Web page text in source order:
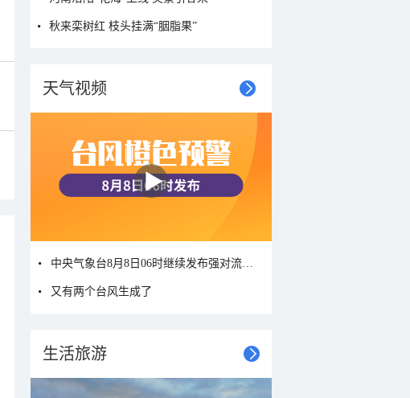
秋来栾树红 枝头挂满“胭脂果”
天气视频
又有两个台风生成了
生活旅游